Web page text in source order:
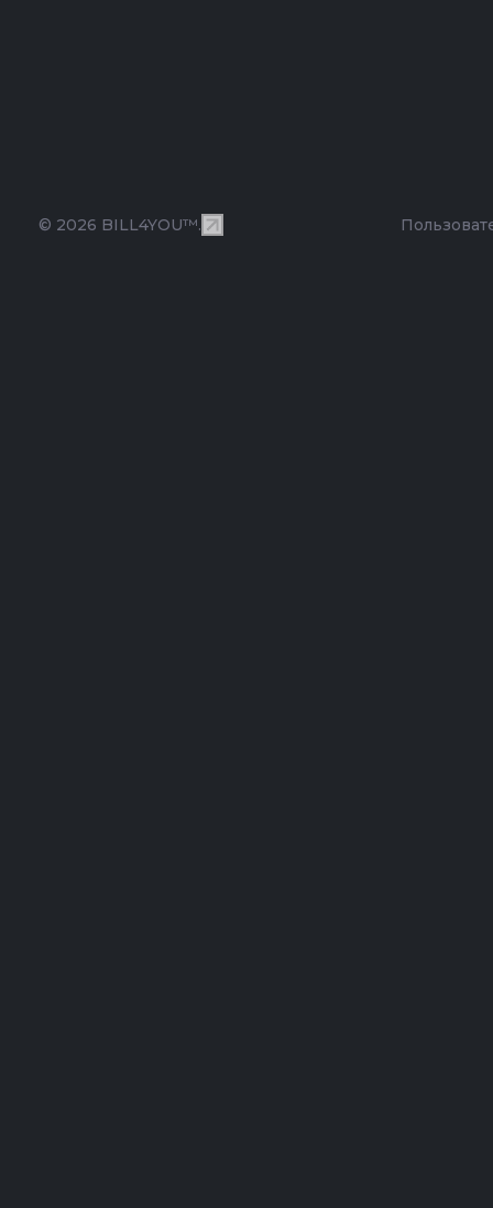
© 2026 BILL4YOU™.